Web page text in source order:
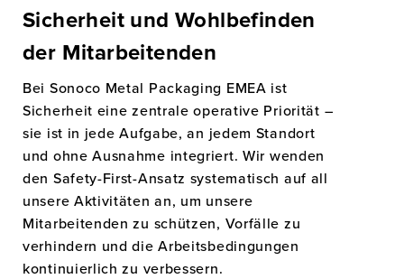
Sicherheit und Wohlbefinden
der Mitarbeitenden
Bei Sonoco Metal Packaging EMEA ist
Sicherheit eine zentrale operative Priorität –
sie ist in jede Aufgabe, an jedem Standort
und ohne Ausnahme integriert. Wir wenden
den Safety-First-Ansatz systematisch auf all
unsere Aktivitäten an, um unsere
Mitarbeitenden zu schützen, Vorfälle zu
verhindern und die Arbeitsbedingungen
kontinuierlich zu verbessern.